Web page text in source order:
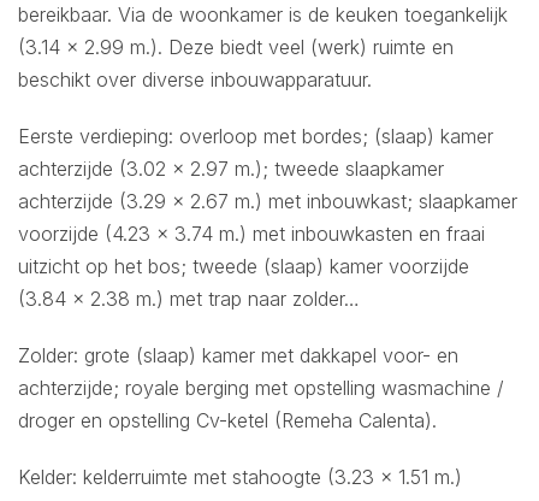
bereikbaar. Via de woonkamer is de keuken toegankelijk
(3.14 x 2.99 m.). Deze biedt veel (werk) ruimte en
beschikt over diverse inbouwapparatuur.
Eerste verdieping: overloop met bordes; (slaap) kamer
achterzijde (3.02 x 2.97 m.); tweede slaapkamer
achterzijde (3.29 x 2.67 m.) met inbouwkast; slaapkamer
voorzijde (4.23 x 3.74 m.) met inbouwkasten en fraai
uitzicht op het bos; tweede (slaap) kamer voorzijde
(3.84 x 2.38 m.) met trap naar zolder…
Zolder: grote (slaap) kamer met dakkapel voor- en
achterzijde; royale berging met opstelling wasmachine /
droger en opstelling Cv-ketel (Remeha Calenta).
Kelder: kelderruimte met stahoogte (3.23 x 1.51 m.)